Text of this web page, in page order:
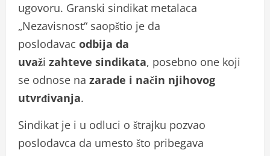
ugovoru. Granski sindikat metalaca
„Nezavisnost“ saopštio je da
poslodavac odbija da
uvaži zahteve sindikata, posebno one koji
se odnose na zarade i način njihovog
utvrđivanja.
Sindikat je i u odluci o štrajku pozvao
poslodavca da umesto što pribegava